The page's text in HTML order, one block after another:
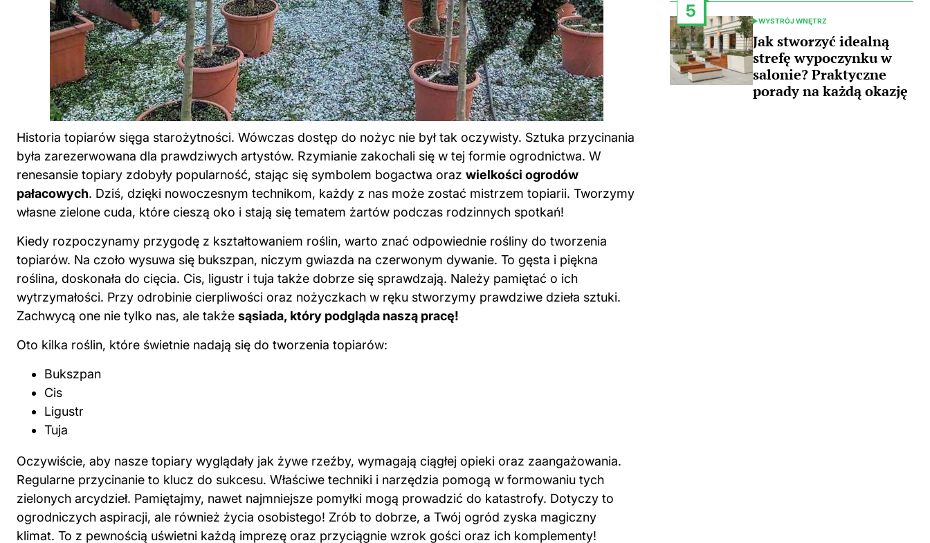
Historia topiarów sięga starożytności. Wówczas dostęp do nożyc nie był tak oczywisty. Sztuka przycinania
była zarezerwowana dla prawdziwych artystów. Rzymianie zakochali się w tej formie ogrodnictwa. W
renesansie topiary zdobyły popularność, stając się symbolem bogactwa oraz wielkości ogrodów
pałacowych. Dziś, dzięki nowoczesnym technikom, każdy z nas może zostać mistrzem topiarii. Tworzymy
własne zielone cuda, które cieszą oko i stają się tematem żartów podczas rodzinnych spotkań!
Kiedy rozpoczynamy przygodę z kształtowaniem roślin, warto znać odpowiednie rośliny do tworzenia
topiarów. Na czoło wysuwa się bukszpan, niczym gwiazda na czerwonym dywanie. To gęsta i piękna
roślina, doskonała do cięcia. Cis, ligustr i tuja także dobrze się sprawdzają. Należy pamiętać o ich
wytrzymałości. Przy odrobinie cierpliwości oraz nożyczkach w ręku stworzymy prawdziwe dzieła sztuki.
Zachwycą one nie tylko nas, ale także sąsiada, który podgląda naszą pracę!
Oto kilka roślin, które świetnie nadają się do tworzenia topiarów:
Bukszpan
Cis
Ligustr
Tuja
Oczywiście, aby nasze topiary wyglądały jak żywe rzeźby, wymagają ciągłej opieki oraz zaangażowania.
Regularne przycinanie to klucz do sukcesu. Właściwe techniki i narzędzia pomogą w formowaniu tych
zielonych arcydzieł. Pamiętajmy, nawet najmniejsze pomyłki mogą prowadzić do katastrofy. Dotyczy to
ogrodniczych aspiracji, ale również życia osobistego! Zrób to dobrze, a Twój ogród zyska magiczny
klimat. To z pewnością uświetni każdą imprezę oraz przyciągnie wzrok gości oraz ich komplementy!
5
POSTED
IN
WYSTRÓJ WNĘTRZ
Jak stworzyć idealną
strefę wypoczynku w
salonie? Praktyczne
porady na każdą okazję